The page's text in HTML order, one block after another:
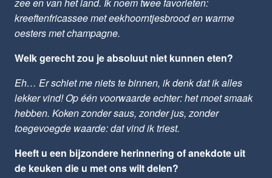
kreeftenfricassee met eekhoorntjesbrood en warme
oesters met champagne.
Welk gerecht zou je absoluut niet kunnen eten?
Eh… Er schiet me niets te binnen, ik denk dat ik alles
lekker vind! Op één voorwaarde echter: het moet smaak
hebben. Koken zonder saus, zonder jus, zonder
toegevoegde waarde: dat vind ik triest.
Heeft u een bijzondere herinnering of anekdote uit
de keuken die u met ons wilt delen?